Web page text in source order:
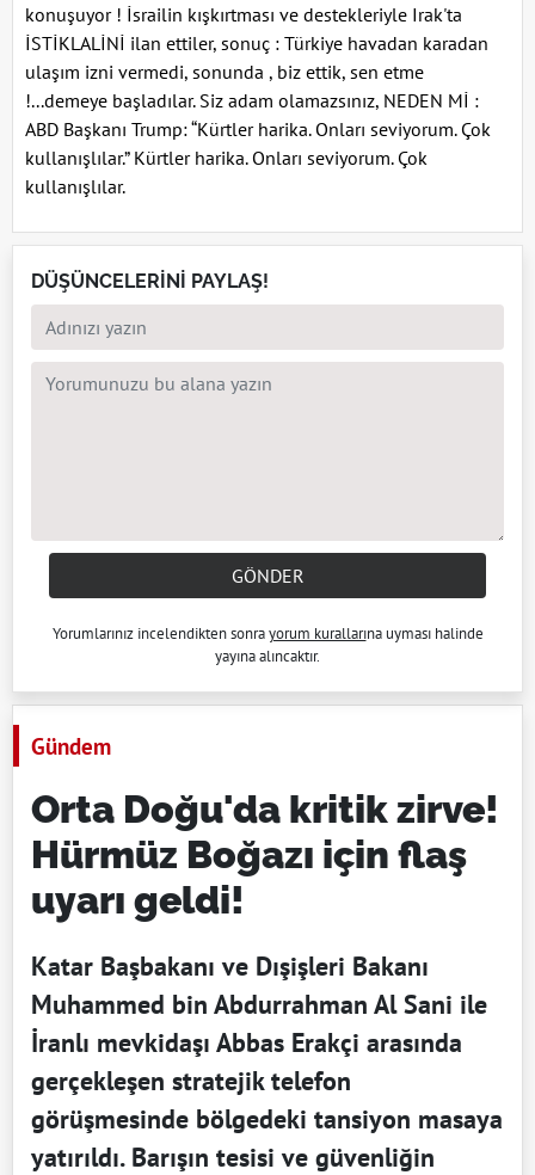
konuşuyor ! İsrailin kışkırtması ve destekleriyle Irak'ta
İSTİKLALİNİ ilan ettiler, sonuç : Türkiye havadan karadan
ulaşım izni vermedi, sonunda , biz ettik, sen etme
!...demeye başladılar. Siz adam olamazsınız, NEDEN Mİ :
ABD Başkanı Trump: “Kürtler harika. Onları seviyorum. Çok
kullanışlılar.” Kürtler harika. Onları seviyorum. Çok
kullanışlılar.
DÜŞÜNCELERİNİ PAYLAŞ!
GÖNDER
Yorumlarınız incelendikten sonrayorum kurallarına uyması halinde
yayına alıncaktır.
Gündem
Orta Doğu'da kritik zirve!
Hürmüz Boğazı için flaş
uyarı geldi!
Katar Başbakanı ve Dışişleri Bakanı
Muhammed bin Abdurrahman Al Sani ile
İranlı mevkidaşı Abbas Erakçi arasında
gerçekleşen stratejik telefon
görüşmesinde bölgedeki tansiyon masaya
yatırıldı. Barışın tesisi ve güvenliğin